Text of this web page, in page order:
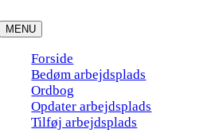
to
content
MENU
Forside
Bedøm arbejdsplads
Ordbog
Opdater arbejdsplads
Tilføj arbejdsplads